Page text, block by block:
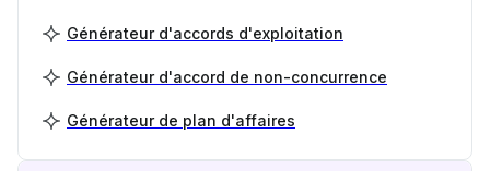
Générateur d'accords d'exploitation
Générateur d'accord de non-concurrence
Générateur de plan d'affaires